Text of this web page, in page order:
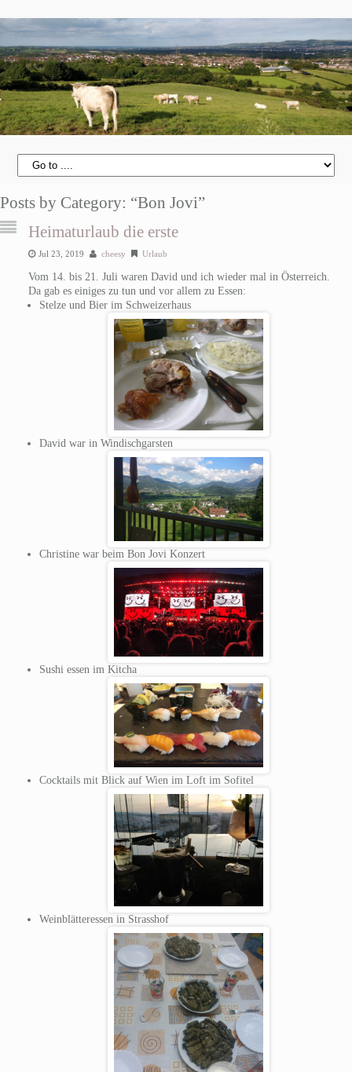
Posts by Category: “Bon Jovi”
Heimaturlaub die erste
Jul 23, 2019 cheesy Urlaub
Vom 14. bis 21. Juli waren David und ich wieder mal in Österreich.
Da gab es einiges zu tun und vor allem zu Essen:
Stelze und Bier im Schweizerhaus
David war in Windischgarsten
Christine war beim Bon Jovi Konzert
Sushi essen im Kitcha
Cocktails mit Blick auf Wien im Loft im Sofitel
Weinblätteressen in Strasshof